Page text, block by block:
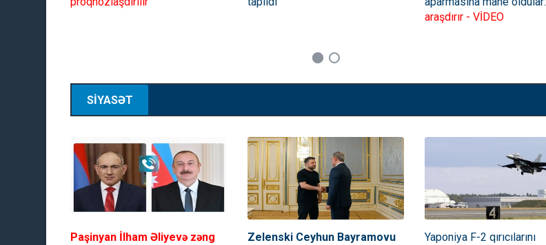
06:08:2026
araşdırır - VİDEO
SİYASƏT
Paşinyan İlham Əliyevə zəng
Zelenski Ceyhun Bayramovu
Yaponiya F-2 qırıcılarını